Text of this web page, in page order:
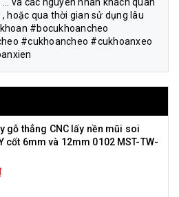
hoặc qua thời gian sử dụng lâu
#bocukhoancheo
#cukhoancheo #cukhoanxeo
gỗ thẳng CNC lấy nền mũi soi
cốt 6mm và 12mm 0102 MST-TW-